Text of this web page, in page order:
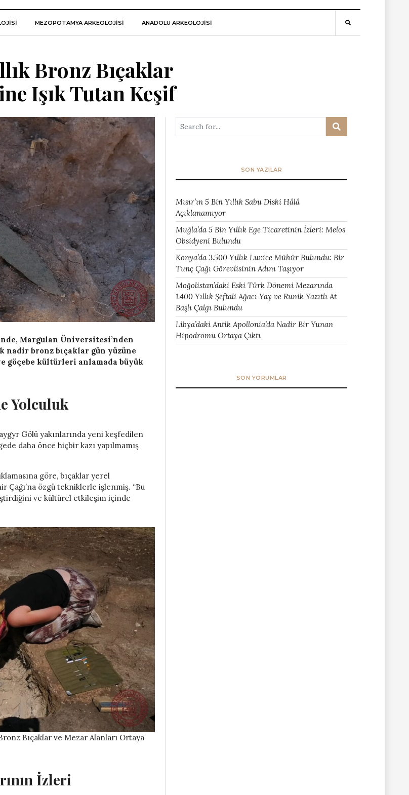
MEZOPOTAMYA ARKEOLOJISI ANADOLU ARKEOLOJİSİ
Bronz Bıçaklar
Işık Tutan Keşif
Margulan Üniversitesi’nden
nadir bronz bıçaklar gün yüzüne
göçebe kültürleri anlamada büyük
Yolculuk
Gölü yakınlarında yeni keşfedilen
daha önce hiçbir kazı yapılmamış
göre, bıçaklar yerel
özgü tekniklerle işlenmiş. “Bu
ve kültürel etkileşim içinde
Bıçaklar ve Mezar Alanları Ortaya
İzleri
SON YAZILAR
Mısır’ın 5 Bin Yıllık Sabu Diski Hâlâ
Açıklanamıyor
Muğla’da 5 Bin Yıllık Ege Ticaretinin İzleri: Melos
Obsidyeni Bulundu
Konya’da 3.500 Yıllık Luvice Mühür Bulundu: Bir
Tunç Çağı Görevlisinin Adını Taşıyor
Moğolistan’daki Eski Türk Dönemi Mezarında
1.400 Yıllık Şeftali Ağacı Yay ve Runik Yazıtlı At
Başlı Çalgı Bulundu
Libya’daki Antik Apollonia’da Nadir Bir Yunan
Hipodromu Ortaya Çıktı
SON YORUMLAR